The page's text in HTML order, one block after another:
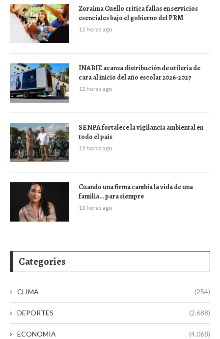
Zoraima Cuello critica fallas en servicios
esenciales bajo el gobierno del PRM
12 horas ago
INABIE avanza distribución de utilería de
cara al inicio del año escolar 2026-2027
12 horas ago
SENPA fortalece la vigilancia ambiental en
todo el país
12 horas ago
Cuando una firma cambia la vida de una
familia… para siempre
13 horas ago
Categories
CLIMA (254)
DEPORTES (2.688)
ECONOMÍA (4.068)